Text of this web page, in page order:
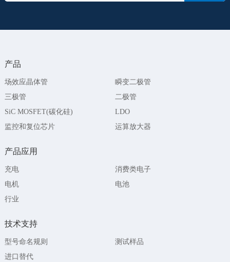
产品
场效应晶体管
瞬变二极管
三极管
二极管
SiC MOSFET(碳化硅)
LDO
监控和复位芯片
运算放大器
产品应用
充电
消费类电子
电机
电池
行业
技术支持
型号命名规则
测试样品
进口替代